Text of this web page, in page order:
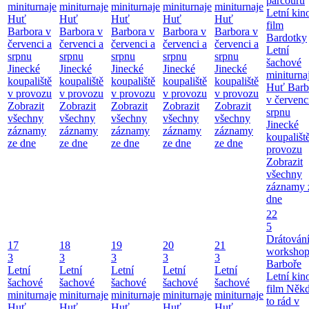
miniturnaje
Huť
Barbora v
červenci a
srpnu
Jinecké
koupaliště
v provozu
Zobrazit
všechny
záznamy
ze dne
miniturnaje
Huť
Barbora v
červenci a
srpnu
Jinecké
koupaliště
v provozu
Zobrazit
všechny
záznamy
ze dne
miniturnaje
Huť
Barbora v
červenci a
srpnu
Jinecké
koupaliště
v provozu
Zobrazit
všechny
záznamy
ze dne
miniturnaje
Huť
Barbora v
červenci a
srpnu
Jinecké
koupaliště
v provozu
Zobrazit
všechny
záznamy
ze dne
miniturnaje
Huť
Barbora v
červenci a
srpnu
Jinecké
koupaliště
v provozu
Zobrazit
všechny
záznamy
ze dne
Letní
film
Bardotky
Letní
šachové
Huť
v
srpnu
Jinecké
provozu
Zobrazit
všechny
záznamy
dne
17
3
Letní
šachové
miniturnaje
18
3
Letní
šachové
miniturnaje
19
3
Letní
šachové
miniturnaje
20
3
Letní
šachové
miniturnaje
21
3
Letní
šachové
miniturnaje
22
5
Barboře
Letní
film
to rád v